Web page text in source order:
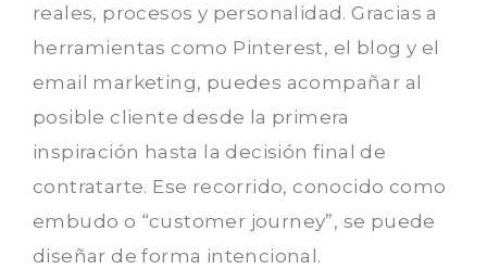
reales, procesos y personalidad. Gracias a
herramientas como Pinterest, el blog y el
email marketing, puedes acompañar al
posible cliente desde la primera
inspiración hasta la decisión final de
contratarte. Ese recorrido, conocido como
embudo o “customer journey”, se puede
diseñar de forma intencional.